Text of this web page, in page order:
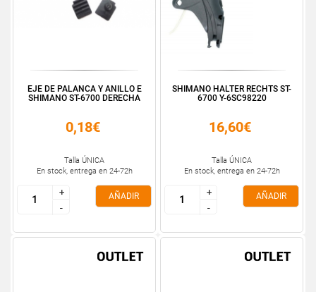
EJE DE PALANCA Y ANILLO E
SHIMANO ST-6700 DERECHA
0,18€
Talla ÚNICA
En stock, entrega en 24-72h
+
-
+
-
AÑADIR
SHIMANO HALTER RECHTS ST-
6700 Y-6SC98220
16,60€
Talla ÚNICA
En stock, entrega en 24-72h
+
-
+
-
AÑADIR